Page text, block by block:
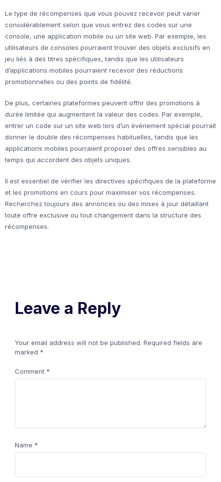
Le type de récompenses que vous pouvez recevoir peut varier
considérablement selon que vous entrez des codes sur une
console, une application mobile ou un site web. Par exemple, les
utilisateurs de consoles pourraient trouver des objets exclusifs en
jeu liés à des titres spécifiques, tandis que les utilisateurs
d’applications mobiles pourraient recevoir des réductions
promotionnelles ou des points de fidélité.
De plus, certaines plateformes peuvent offrir des promotions à
durée limitée qui augmentent la valeur des codes. Par exemple,
entrer un code sur un site web lors d’un événement spécial pourrait
donner le double des récompenses habituelles, tandis que les
applications mobiles pourraient proposer des offres sensibles au
temps qui accordent des objets uniques.
Il est essentiel de vérifier les directives spécifiques de la plateforme
et les promotions en cours pour maximiser vos récompenses.
Recherchez toujours des annonces ou des mises à jour détaillant
toute offre exclusive ou tout changement dans la structure des
récompenses.
Leave a Reply
Your email address will not be published. Required fields are
marked *
Comment *
Name *